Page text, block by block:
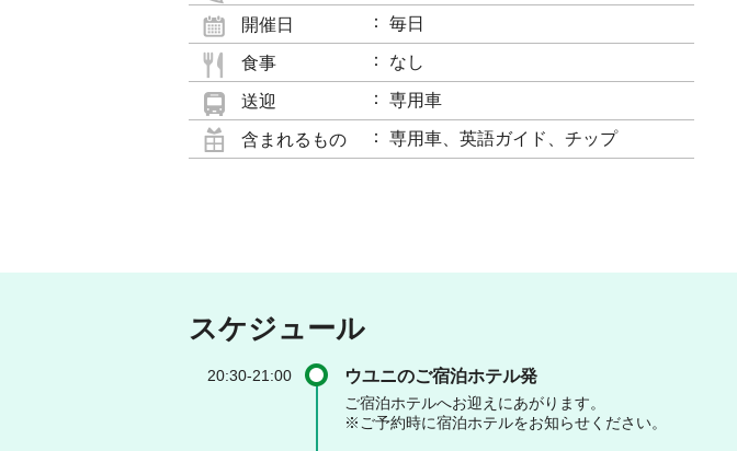
開催日 毎日
食事 なし
送迎 専用車
含まれるもの 専用車、英語ガイド、チップ
スケジュール
20:30-21:00 ウユニのご宿泊ホテル発
ご宿泊ホテルへお迎えにあがります。
※ご予約時に宿泊ホテルをお知らせください。